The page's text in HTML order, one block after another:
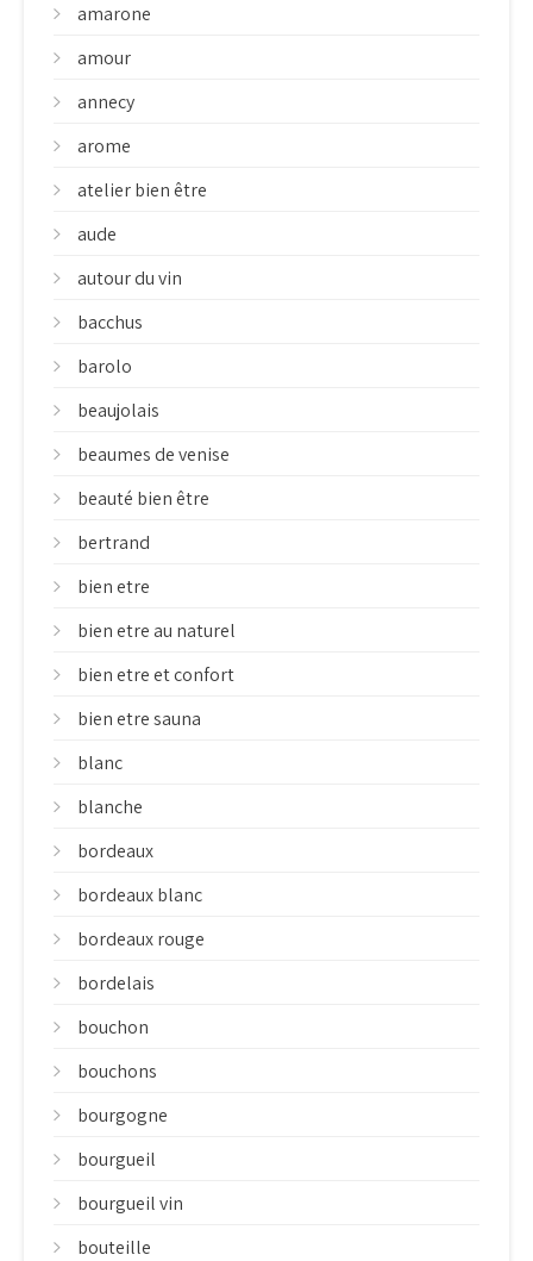
amarone
amour
annecy
arome
atelier bien être
aude
autour du vin
bacchus
barolo
beaujolais
beaumes de venise
beauté bien être
bertrand
bien etre
bien etre au naturel
bien etre et confort
bien etre sauna
blanc
blanche
bordeaux
bordeaux blanc
bordeaux rouge
bordelais
bouchon
bouchons
bourgogne
bourgueil
bourgueil vin
bouteille